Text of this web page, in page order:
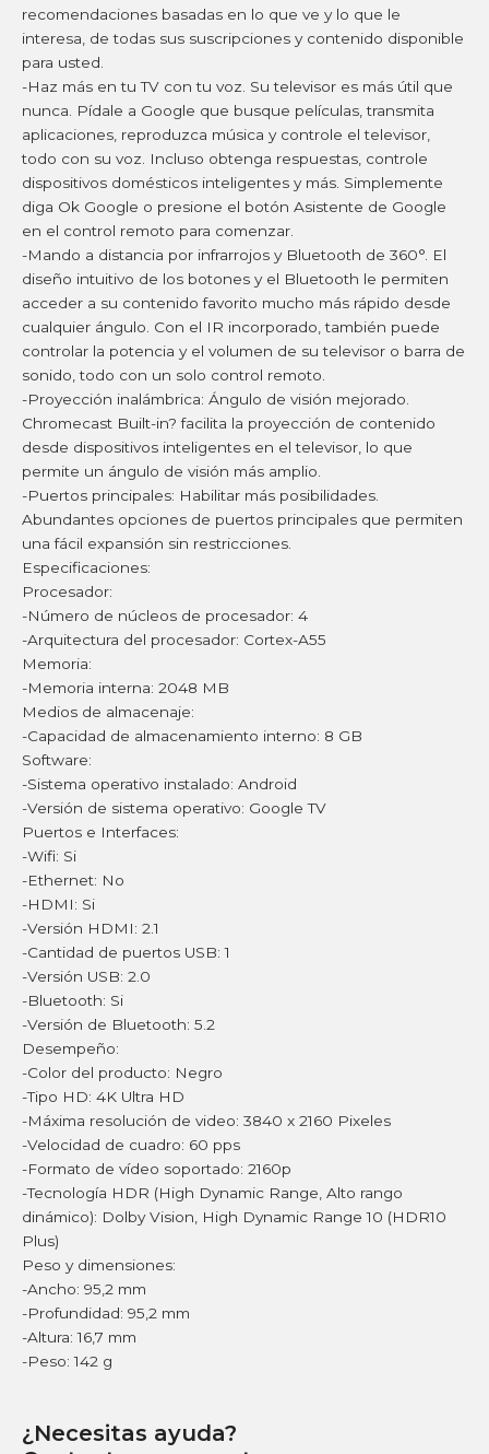
recomendaciones basadas en lo que ve y lo que le
interesa, de todas sus suscripciones y contenido disponible
para usted.
-Haz más en tu TV con tu voz. Su televisor es más útil que
nunca. Pídale a Google que busque películas, transmita
aplicaciones, reproduzca música y controle el televisor,
todo con su voz. Incluso obtenga respuestas, controle
dispositivos domésticos inteligentes y más. Simplemente
diga Ok Google o presione el botón Asistente de Google
en el control remoto para comenzar.
-Mando a distancia por infrarrojos y Bluetooth de 360°. El
diseño intuitivo de los botones y el Bluetooth le permiten
acceder a su contenido favorito mucho más rápido desde
cualquier ángulo. Con el IR incorporado, también puede
controlar la potencia y el volumen de su televisor o barra de
sonido, todo con un solo control remoto.
-Proyección inalámbrica: Ángulo de visión mejorado.
Chromecast Built-in? facilita la proyección de contenido
desde dispositivos inteligentes en el televisor, lo que
permite un ángulo de visión más amplio.
-Puertos principales: Habilitar más posibilidades.
Abundantes opciones de puertos principales que permiten
una fácil expansión sin restricciones.
Especificaciones:
Procesador:
-Número de núcleos de procesador: 4
-Arquitectura del procesador: Cortex-A55
Memoria:
-Memoria interna: 2048 MB
Medios de almacenaje:
-Capacidad de almacenamiento interno: 8 GB
Software:
-Sistema operativo instalado: Android
-Versión de sistema operativo: Google TV
Puertos e Interfaces:
-Wifi: Si
-Ethernet: No
-HDMI: Si
-Versión HDMI: 2.1
-Cantidad de puertos USB: 1
-Versión USB: 2.0
-Bluetooth: Si
-Versión de Bluetooth: 5.2
Desempeño:
-Color del producto: Negro
-Tipo HD: 4K Ultra HD
-Máxima resolución de video: 3840 x 2160 Pixeles
-Velocidad de cuadro: 60 pps
-Formato de vídeo soportado: 2160p
-Tecnología HDR (High Dynamic Range, Alto rango
dinámico): Dolby Vision, High Dynamic Range 10 (HDR10
Plus)
Peso y dimensiones:
-Ancho: 95,2 mm
-Profundidad: 95,2 mm
-Altura: 16,7 mm
-Peso: 142 g
¿Necesitas ayuda?